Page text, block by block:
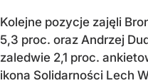
Kolejne pozycje zajęli
5,3 proc. oraz Andrzej
zaledwie 2,1 proc.
ikona Solidarności Lech